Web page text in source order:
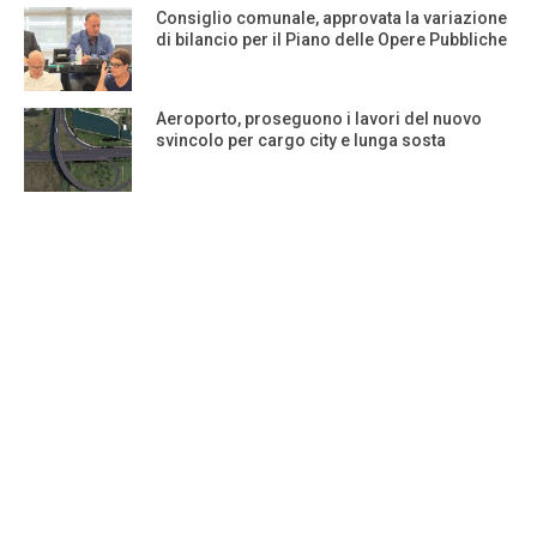
Consiglio comunale, approvata la variazione
di bilancio per il Piano delle Opere Pubbliche
Aeroporto, proseguono i lavori del nuovo
svincolo per cargo city e lunga sosta